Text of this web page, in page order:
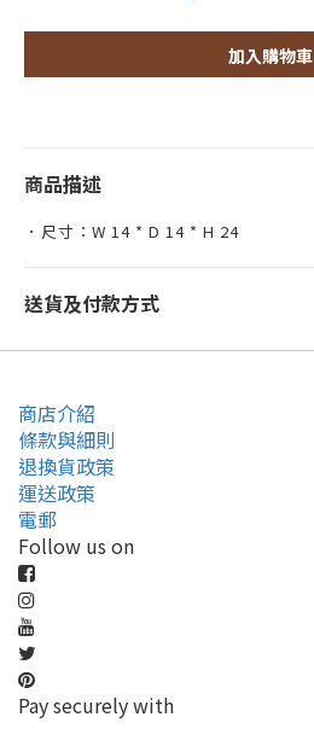
加入購物車
商品描述
．尺寸：W 14 * D 14 * H 24
送貨及付款方式
商店介紹
條款與細則
退換貨政策
運送政策
電郵
Follow us on
Pay securely with